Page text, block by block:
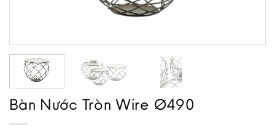
Bàn Nước Tròn Wire Ø490